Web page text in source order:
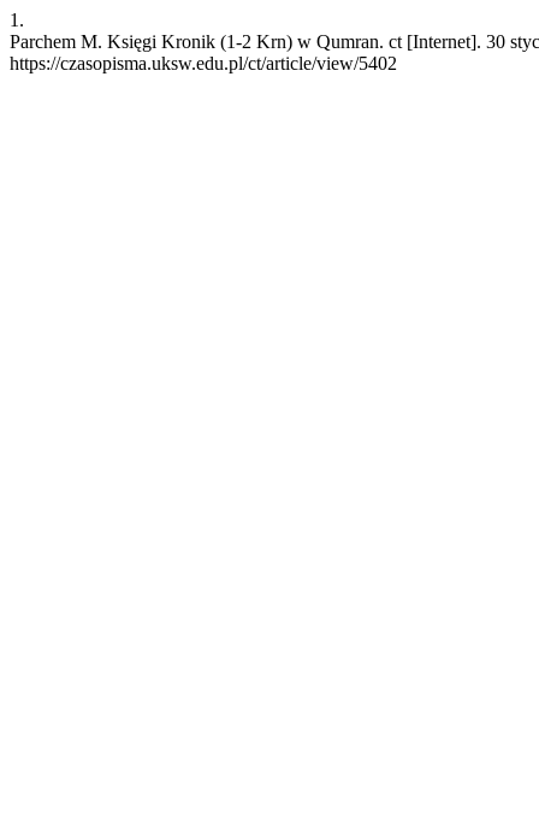
1.
Parchem M. Księgi Kronik (1-2 Krn) w Qumran. ct [Internet]. 30
https://czasopisma.uksw.edu.pl/ct/article/view/5402